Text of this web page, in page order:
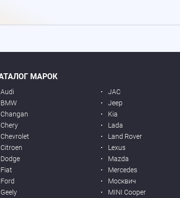
МАРОК
Audi
BMW
Changan
Chery
Chevrolet
Citroen
Dodge
Fiat
Ford
Geely
JAC
Jeep
Kia
Lada
Land Rover
Lexus
Mazda
Mercedes
Москвич
MINI Cooper